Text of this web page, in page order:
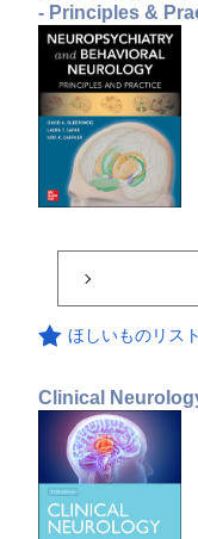
- Principles &
ほしいものリス
Clinical